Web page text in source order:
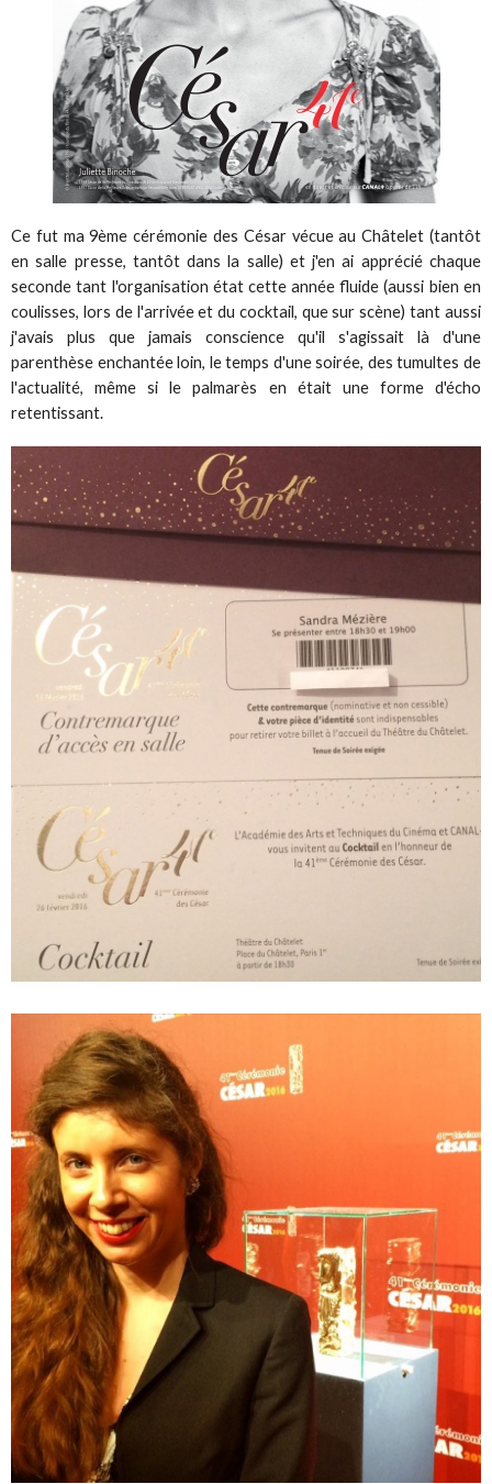
Ce fut ma 9ème cérémonie des César vécue au Châtelet (tantôt
en salle presse, tantôt dans la salle) et j'en ai apprécié chaque
seconde tant l'organisation état cette année fluide (aussi bien en
coulisses, lors de l'arrivée et du cocktail, que sur scène) tant aussi
j'avais plus que jamais conscience qu'il s'agissait là d'une
parenthèse enchantée loin, le temps d'une soirée, des tumultes de
l'actualité, même si le palmarès en était une forme d'écho
retentissant.